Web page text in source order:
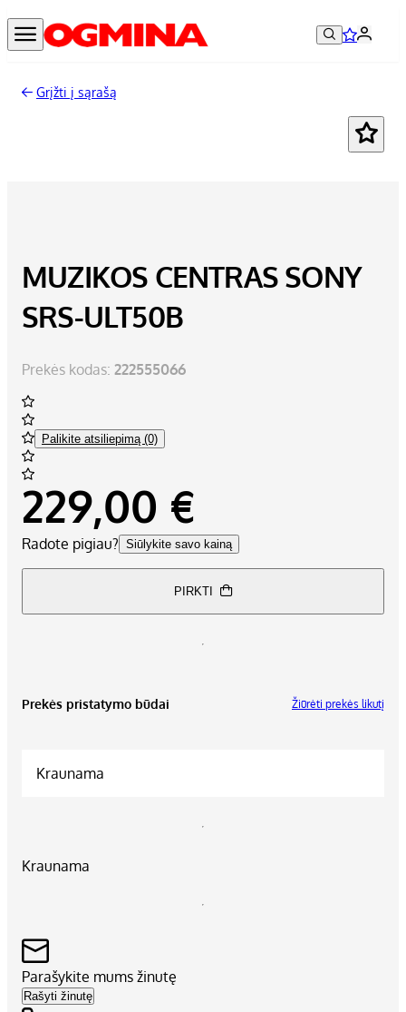
Grįžti į sąrašą
MUZIKOS CENTRAS SONY
SRS-ULT50B
Prekės kodas: 222555066
Palikite atsiliepimą (0)
229,00 €
Radote pigiau? Siūlykite savo kainą
PIRKTI
Prekės pristatymo būdai Žiūrėti prekės likutį
Kraunama
Kraunama
Parašykite mums žinutę
Rašyti žinutę